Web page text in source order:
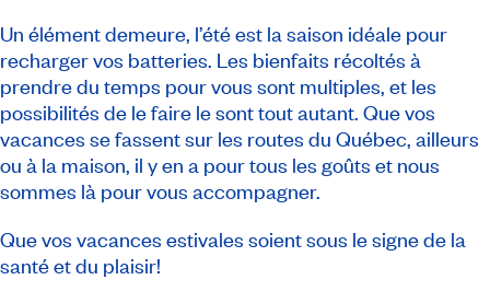
Un élément demeure, l’été est la saison idéale pour
recharger vos batteries. Les bienfaits récoltés à
prendre du temps pour vous sont multiples, et les
possibilités de le faire le sont tout autant. Que vos
vacances se fassent sur les routes du Québec, ailleurs
ou à la maison, il y en a pour tous les goûts et nous
sommes là pour vous accompagner.
Que vos vacances estivales soient sous le signe de la
santé et du plaisir!